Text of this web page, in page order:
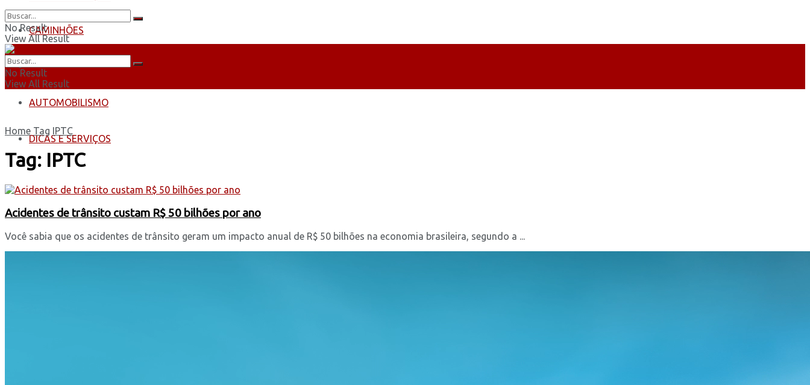
CAMINHÕES
ÔNIBUS
AUTOMOBILISMO
DICAS E SERVIÇOS
No Result
View All Result
No Result
View All Result
Home Tag IPTC
Tag: IPTC
Acidentes de trânsito custam R$ 50 bilhões por ano
Você sabia que os acidentes de trânsito geram um impacto anual de R$ 50 bilhões na economia brasileira, segundo a ...